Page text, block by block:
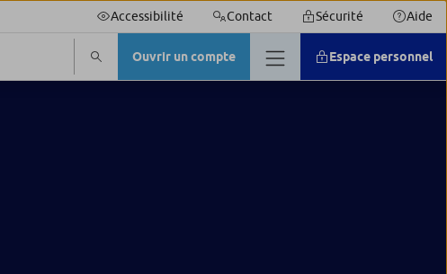
Accessibilité Contact Sécurité Aide
Ouvrir un compte Espace personnel